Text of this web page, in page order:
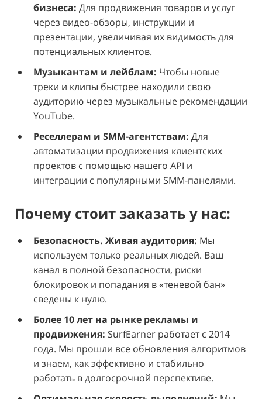
бизнеса: Для продвижения товаров и услуг
через видео-обзоры, инструкции и
презентации, увеличивая их видимость для
потенциальных клиентов.
Музыкантам и лейблам: Чтобы новые
треки и клипы быстрее находили свою
аудиторию через музыкальные рекомендации
YouTube.
Реселлерам и SMM-агентствам: Для
автоматизации продвижения клиентских
проектов с помощью нашего API и
интеграции с популярными SMM-панелями.
Почему стоит заказать у нас:
Безопасность. Живая аудитория: Мы
используем только реальных людей. Ваш
канал в полной безопасности, риски
блокировок и попадания в «теневой бан»
сведены к нулю.
Более 10 лет на рынке рекламы и
продвижения: SurfEarner работает с 2014
года. Мы прошли все обновления алгоритмов
и знаем, как эффективно и стабильно
работать в долгосрочной перспективе.